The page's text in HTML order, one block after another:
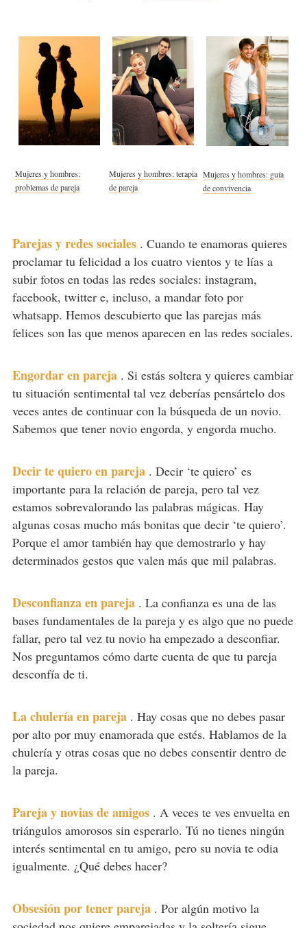
Mujeres y hombres:
problemas de pareja
Mujeres y hombres: terapia
de pareja
Mujeres y hombres: guía
de convivencia
Parejas y redes sociales . Cuando te enamoras quieres
proclamar tu felicidad a los cuatro vientos y te lías a
subir fotos en todas las redes sociales: instagram,
facebook, twitter e, incluso, a mandar foto por
whatsapp. Hemos descubierto que las parejas más
felices son las que menos aparecen en las redes sociales.
Engordar en pareja . Si estás soltera y quieres cambiar
tu situación sentimental tal vez deberías pensártelo dos
veces antes de continuar con la búsqueda de un novio.
Sabemos que tener novio engorda, y engorda mucho.
Decir te quiero en pareja . Decir ‘te quiero’ es
importante para la relación de pareja, pero tal vez
estamos sobrevalorando las palabras mágicas. Hay
algunas cosas mucho más bonitas que decir ‘te quiero’.
Porque el amor también hay que demostrarlo y hay
determinados gestos que valen más que mil palabras.
Desconfianza en pareja . La confianza es una de las
bases fundamentales de la pareja y es algo que no puede
fallar, pero tal vez tu novio ha empezado a desconfiar.
Nos preguntamos cómo darte cuenta de que tu pareja
desconfía de ti.
La chulería en pareja . Hay cosas que no debes pasar
por alto por muy enamorada que estés. Hablamos de la
chulería y otras cosas que no debes consentir dentro de
la pareja.
Pareja y novias de amigos . A veces te ves envuelta en
triángulos amorosos sin esperarlo. Tú no tienes ningún
interés sentimental en tu amigo, pero su novia te odia
igualmente. ¿Qué debes hacer?
Obsesión por tener pareja . Por algún motivo la